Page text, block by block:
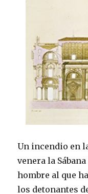
Un incendio en
venera la
hombre al que
los detonantes